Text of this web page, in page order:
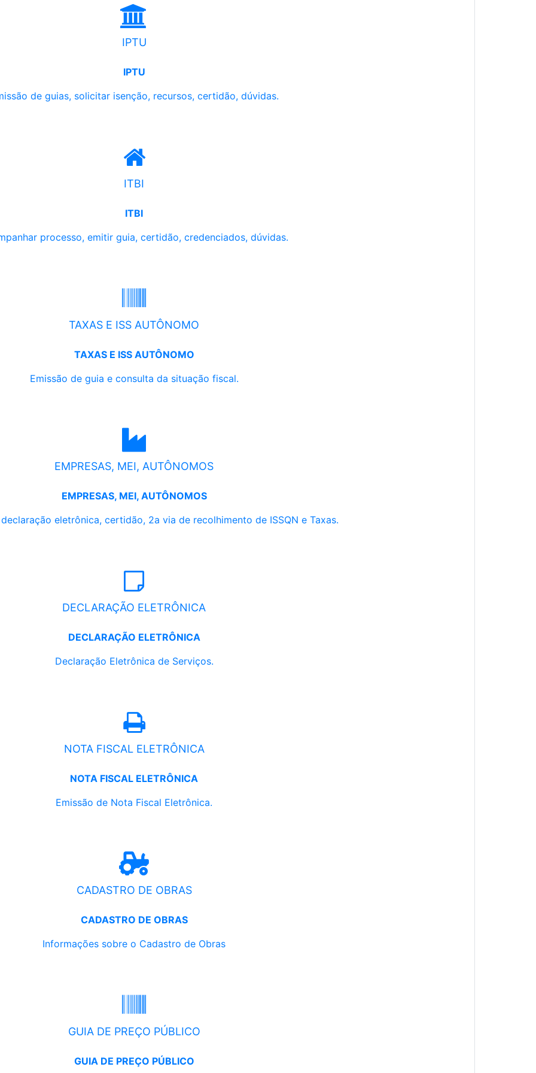
IPTU
IPTU
de guias, solicitar isenção, recursos, certidão, dúvidas.
ITBI
ITBI
processo, emitir guia, certidão, credenciados, dúvidas.
TAXAS E ISS AUTÔNOMO
TAXAS E ISS AUTÔNOMO
Emissão de guia e consulta da situação fiscal.
EMPRESAS, MEI, AUTÔNOMOS
EMPRESAS, MEI, AUTÔNOMOS
eletrônica, certidão, 2a via de recolhimento de ISSQN e Taxas.
DECLARAÇÃO ELETRÔNICA
DECLARAÇÃO ELETRÔNICA
Declaração Eletrônica de Serviços.
NOTA FISCAL ELETRÔNICA
NOTA FISCAL ELETRÔNICA
Emissão de Nota Fiscal Eletrônica.
CADASTRO DE OBRAS
CADASTRO DE OBRAS
Informações sobre o Cadastro de Obras
GUIA DE PREÇO PÚBLICO
GUIA DE PREÇO PÚBLICO